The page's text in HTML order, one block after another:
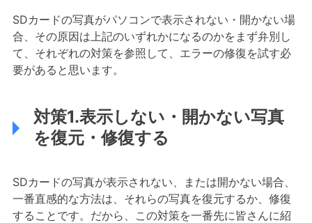
SDカードの写真がパソコンで表示されない・開かない場
合、その原因は上記のいずれかになるのかをまず弁別し
て、それぞれの対策を参照して、エラーの修復を試す必
要があると思います。
対策1.表示しない・開かない写真
を復元・修復する
SDカードの写真が表示されない、または開かない場合、
一番直感的な方法は、それらの写真を復元するか、修復
することです。だから、この対策を一番先に皆さんに紹